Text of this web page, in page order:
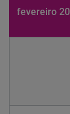
fevereiro